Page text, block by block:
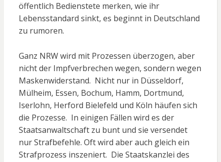
öffentlich Bedienstete merken, wie ihr
Lebensstandard sinkt, es beginnt in Deutschland
zu rumoren.
Ganz NRW wird mit Prozessen überzogen, aber
nicht der Impfverbrechen wegen, sondern wegen
Maskenwiderstand. Nicht nur in Düsseldorf,
Mülheim, Essen, Bochum, Hamm, Dortmund,
Iserlohn, Herford Bielefeld und Köln häufen sich
die Prozesse. In einigen Fällen wird es der
Staatsanwaltschaft zu bunt und sie versendet
nur Strafbefehle. Oft wird aber auch gleich ein
Strafprozess inszeniert. Die Staatskanzlei des